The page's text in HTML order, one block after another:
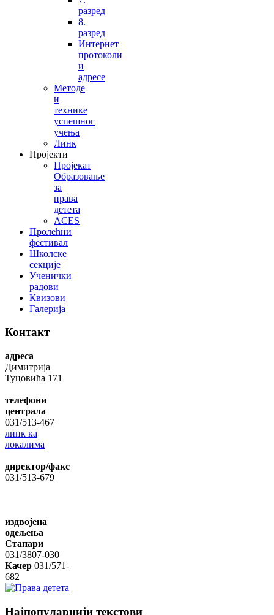
разред
8.
разред
Интернет
протоколи
и
адресе
Методе
и
технике
успешног
учења
Линк
Пројекти
Пројекат
Образовање
за
права
детета
ACES
Пролећни
фестивал
Школске
секције
Ученички
радови
Квизови
Галерија
Контакт
адреса
Димитрија
Туцовића 171
телефони
централа
031/513-467
линк ка
локалима
директор/факс
031/513-679
издвојена
одељења
Стапари
031/3807-030
Качер 031/571-
682
Најпопуларнији текстови